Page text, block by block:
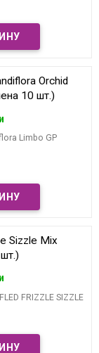
Orchid
10 шт.)
Limbo GP
Sizzle Mix
FRIZZLE SIZZLE